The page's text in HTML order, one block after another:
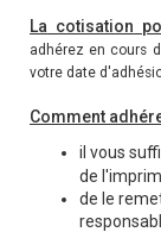
La cotisation
adhérez en cours
votre date
Comment
il vous
de
de le